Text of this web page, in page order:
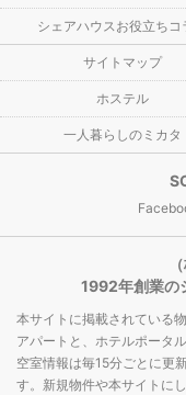
シェアハウスお役立ちコ
サイトマップ
ホステル
一人暮らしのミカタ
1992年創業の
本サイトに掲載されている
アパートと、ホテルポータ
空室情報は毎15分ごとに更
す。新規物件や本サイトに